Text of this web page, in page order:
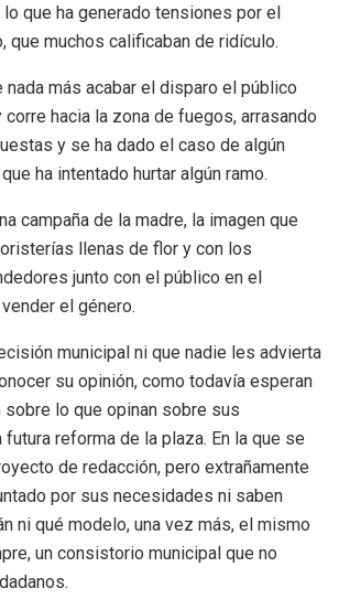
que ha generado tensiones por el
que muchos calificaban de ridículo.
nada más acabar el disparo el público
hacia la zona de fuegos, arrasando
y se ha dado el caso de algún
ha intentado hurtar algún ramo.
campaña de la madre, la imagen que
llenas de flor y con los
junto con el público en el
el género.
municipal ni que nadie les advierta
su opinión, como todavía esperan
lo que opinan sobre sus
reforma de la plaza. En la que se
de redacción, pero extrañamente
por sus necesidades ni saben
ni qué modelo, una vez más, el mismo
un consistorio municipal que no